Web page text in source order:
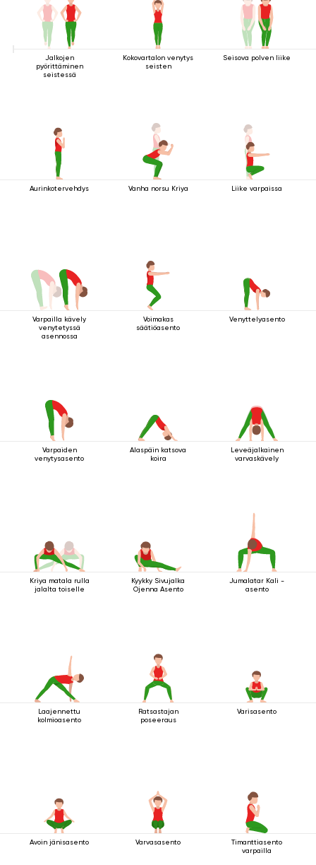
Jalkojen
pyörittäminen
seistessä
Kokovartalon venytys
seisten
Seisova polven liike
Aurinkotervehdys Vanha norsu Kriya Liike varpaissa
Varpailla kävely
venytetyssä
asennossa
Voimakas
säätiöasento
Venyttelyasento
Varpaiden
venytysasento
Alaspäin katsova
koira
Leveäjalkainen
varvaskävely
Kriya matala rulla
jalalta toiselle
Kyykky Sivujalka
Ojenna Asento
Jumalatar Kali -
asento
Laajennettu
kolmioasento
Ratsastajan
poseeraus
Varisasento
Avoin jänisasento Varvasasento
Timanttiasento
varpailla